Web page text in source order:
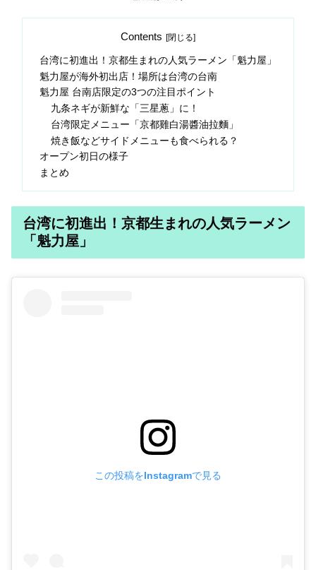
Contents
台湾に初進出！京都生まれの人気ラーメン「魁力屋」
魁力屋が海外初出店！場所は台湾の台南
魁力屋 台南店限定の3つの注目ポイント
九条ネギが新鮮な「三星蔥」に！
台湾限定メニュー「京都雞白湯醬油拉麵」
焼き飯などサイドメニューも食べられる？
オープン初日の様子
まとめ
台湾に初進出！京都生まれの人気ラーメン
「魁力屋」
この投稿をInstagramで見る